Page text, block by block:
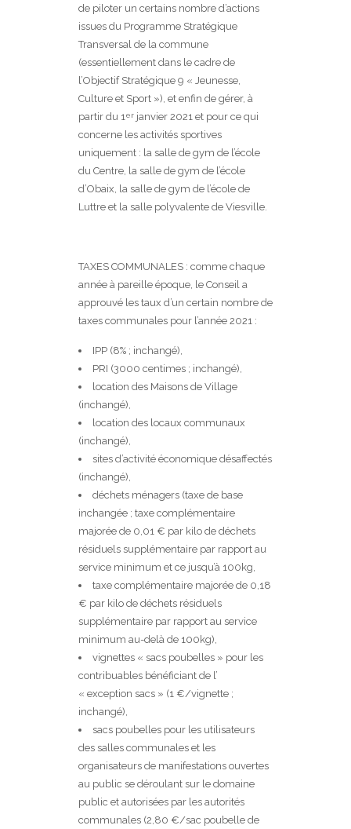
de piloter un certains nombre d’actions
issues du Programme Stratégique
Transversal de la commune
(essentiellement dans le cadre de
l’Objectif Stratégique 9 « Jeunesse,
Culture et Sport »), et enfin de gérer, à
partir du 1er janvier 2021 et pour ce qui
concerne les activités sportives
uniquement : la salle de gym de l’école
du Centre, la salle de gym de l’école
d’Obaix, la salle de gym de l’école de
Luttre et la salle polyvalente de Viesville.
TAXES COMMUNALES : comme chaque
année à pareille époque, le Conseil a
approuvé les taux d’un certain nombre de
taxes communales pour l’année 2021 :
IPP (8% ; inchangé),
PRI (3000 centimes ; inchangé),
location des Maisons de Village
(inchangé),
location des locaux communaux
(inchangé),
sites d’activité économique désaffectés
(inchangé),
déchets ménagers (taxe de base
inchangée ; taxe complémentaire
majorée de 0,01 € par kilo de déchets
résiduels supplémentaire par rapport au
service minimum et ce jusqu’à 100kg,
taxe complémentaire majorée de 0,18
€ par kilo de déchets résiduels
supplémentaire par rapport au service
minimum au-delà de 100kg),
vignettes « sacs poubelles » pour les
contribuables bénéficiant de l’
« exception sacs » (1 €/vignette ;
inchangé),
sacs poubelles pour les utilisateurs
des salles communales et les
organisateurs de manifestations ouvertes
au public se déroulant sur le domaine
public et autorisées par les autorités
communales (2,80 €/sac poubelle de